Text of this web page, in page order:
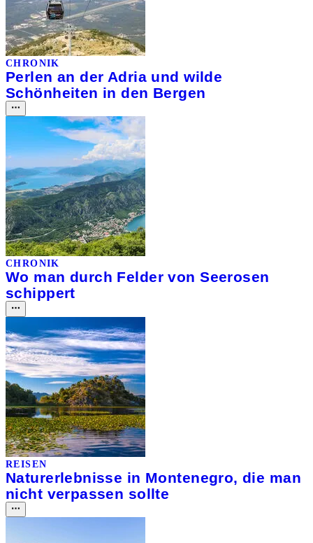
CHRONIK
Perlen an der Adria und wilde
Schönheiten in den Bergen
CHRONIK
Wo man durch Felder von Seerosen
schippert
REISEN
Naturerlebnisse in Montenegro, die man
nicht verpassen sollte